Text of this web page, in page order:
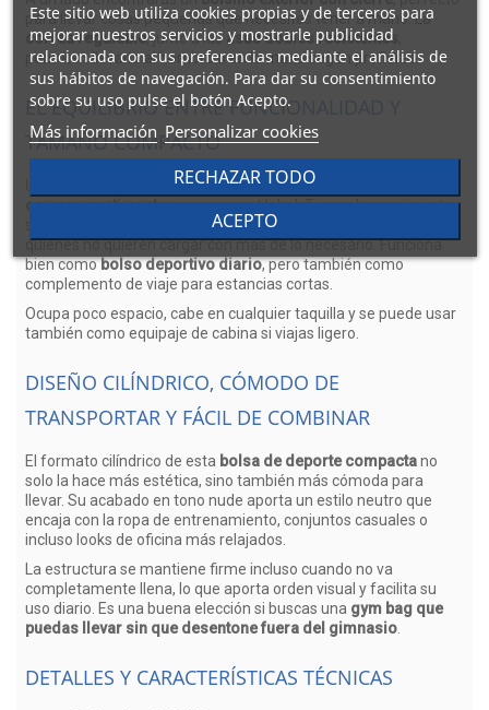
para llevar cosas pequeñas que necesites tener a mano. La
correa regulable, junto a las asas dobles resistentes
permiten llevarla al hombro o en la mano según prefieras.
EL EQUILIBRIO ENTRE FUNCIONALIDAD Y
TAMAÑO COMPACTO
Una de las ventajas clave de estabolsa de gimnasio pequeña
con compartimentoses su versatilidad. Tiene el espacio justo
sin resultar voluminosa, por lo que resulta perfecta para
quienes no quieren cargar con más de lo necesario. Funciona
bien comobolso deportivo diario, pero también como
complemento de viaje para estancias cortas.
Ocupa poco espacio, cabe en cualquier taquilla y se puede usar
también como equipaje de cabina si viajas ligero.
DISEÑO CILÍNDRICO, CÓMODO DE
TRANSPORTAR Y FÁCIL DE COMBINAR
El formato cilíndrico de esta bolsa de deporte compactano
solo la hace más estética, sino también más cómoda para
llevar. Su acabado en tono nude aporta un estilo neutro que
encaja con la ropa de entrenamiento, conjuntos casuales o
incluso looks de oficina más relajados.
La estructura se mantiene firme incluso cuando no va
completamente llena, lo que aporta orden visual y facilita su
uso diario. Es una buena elección si buscas una gym bag que
puedas llevar sin que desentone fuera del gimnasio
DETALLES Y CARACTERÍSTICAS TÉCNICAS
Este sitio web utiliza cookies propias y de terceros para
mejorar nuestros servicios y mostrarle publicidad
relacionada con sus preferencias mediante el análisis de
sus hábitos de navegación. Para dar su consentimiento
sobre su uso pulse el botón Acepto.
Más información Personalizar cookies
RECHAZAR TODO
ACEPTO